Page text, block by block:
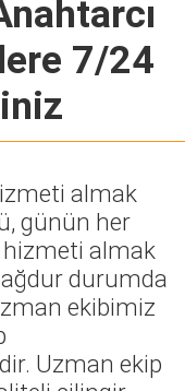
7/24
almak
günün her
almak
durumda
ekibimiz
Uzman ekip